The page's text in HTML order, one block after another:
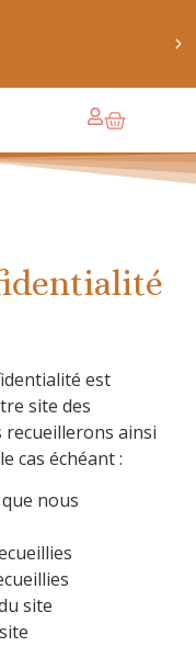
prochain achat de
est
site des
ainsi
cas échéant :
nous
site